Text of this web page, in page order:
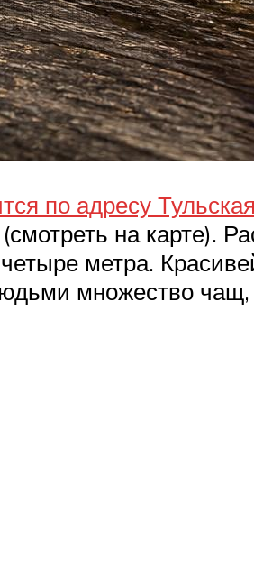
по адресу Тульская
на карте).
метра.
множество